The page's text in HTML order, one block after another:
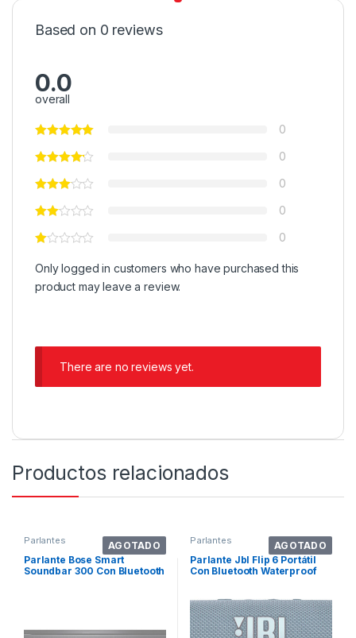
Based on 0 reviews
0.0
overall
0
0
0
0
0
Only logged in customers who have purchased this
product may leave a review.
There are no reviews yet.
Productos relacionados
AGOTADO
Parlantes
Parlante Bose Smart
Soundbar 300 Con Bluetooth
AGOTADO
Parlantes
Parlante Jbl Flip 6 Portátil
Con Bluetooth Waterproof